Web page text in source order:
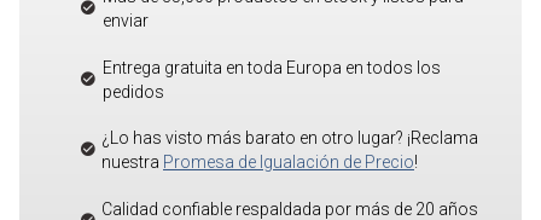
enviar
Entrega gratuita en toda Europa en todos los
pedidos
¿Lo has visto más barato en otro lugar? ¡Reclama
nuestra Promesa de Igualación de Precio!
Calidad confiable respaldada por más de 20 años